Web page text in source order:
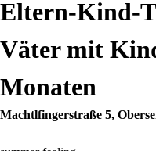
Eltern-Kind-
Väter mit
Monaten
Machtlfingerstraße 5,